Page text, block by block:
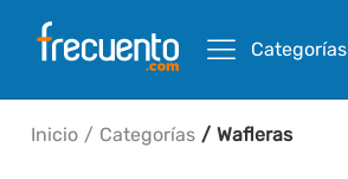
Categorías
Inicio Categorías Wafleras